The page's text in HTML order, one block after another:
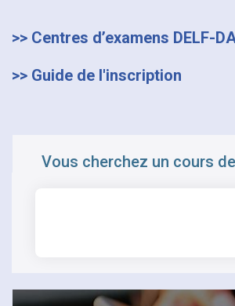
>> Centres d’examens DELF-
>> Guide de l'inscription
Vous cherchez un cours